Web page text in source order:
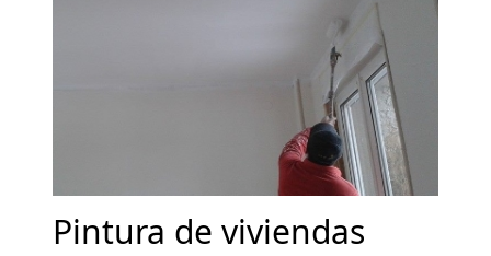
Pintura de viviendas